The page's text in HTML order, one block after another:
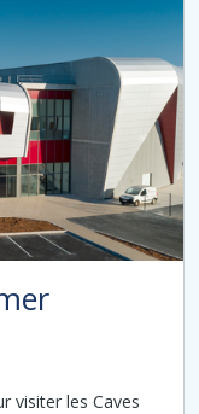
visiter les Caves